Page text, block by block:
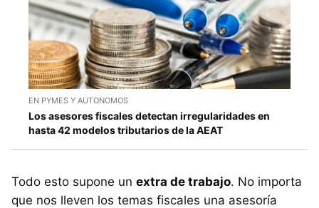
EN PYMES Y AUTONOMOS
Los asesores fiscales detectan irregularidades en
hasta 42 modelos tributarios de la AEAT
Todo esto supone un extra de trabajo. No importa
que nos lleven los temas fiscales una asesoría